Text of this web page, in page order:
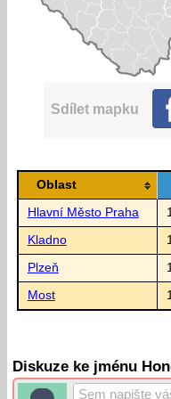
Sdílet mapku
Oblast
Hlavní Město Praha 1
Kladno 1
Plzeň 1
Most 1
Diskuze ke jménu